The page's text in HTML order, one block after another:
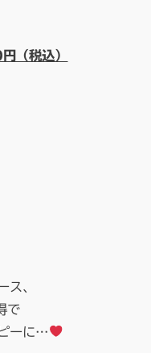
税込）
ス、
で
ーに…